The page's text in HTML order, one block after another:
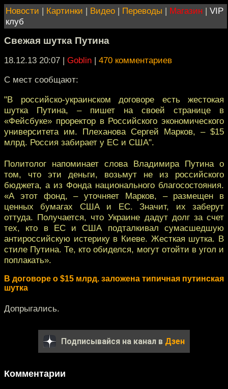
Новости | Картинки | Видео | Переводы | Магазин | VIP
клуб
Свежая шутка Путина
18.12.13 20:07 | Goblin | 470 комментариев
C мест сообщают:
"В российско-украинском договоре есть жестокая
шутка Путина, – пишет на своей странице в
«Фейсбуке» проректор в Российского экономического
университета им. Плеханова Сергей Марков, – $15
млрд. Россия забирает у ЕС и США".
Политолог напоминает слова Владимира Путина о
том, что эти деньги, возьмут не из российского
бюджета, а из Фонда национального благосостояния.
«А этот фонд, – уточняет Марков, – размещен в
ценных бумагах США и ЕС. Значит, их заберут
оттуда. Получается, что Украине дадут долг за счет
тех, кто в ЕС и США подталкивал сумасшедшую
антироссийскую истерику в Киеве. Жесткая шутка. В
стиле Путина. Те, кто обиделся, могут отойти в угол и
поплакать».
В договоре о $15 млрд. заложена типичная путинская
шутка
Допрыгались.
Подписывайся на канал в Дзен
Комментарии